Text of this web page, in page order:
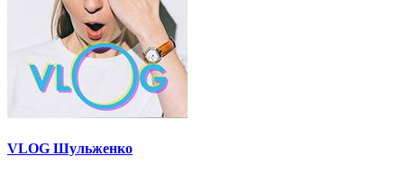
VLOG Шульженко